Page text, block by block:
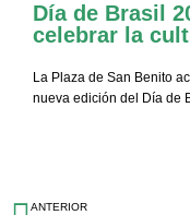
Día de Brasil
celebrar la
La Plaza de San Benito
nueva edición del Día de
ANTERIOR